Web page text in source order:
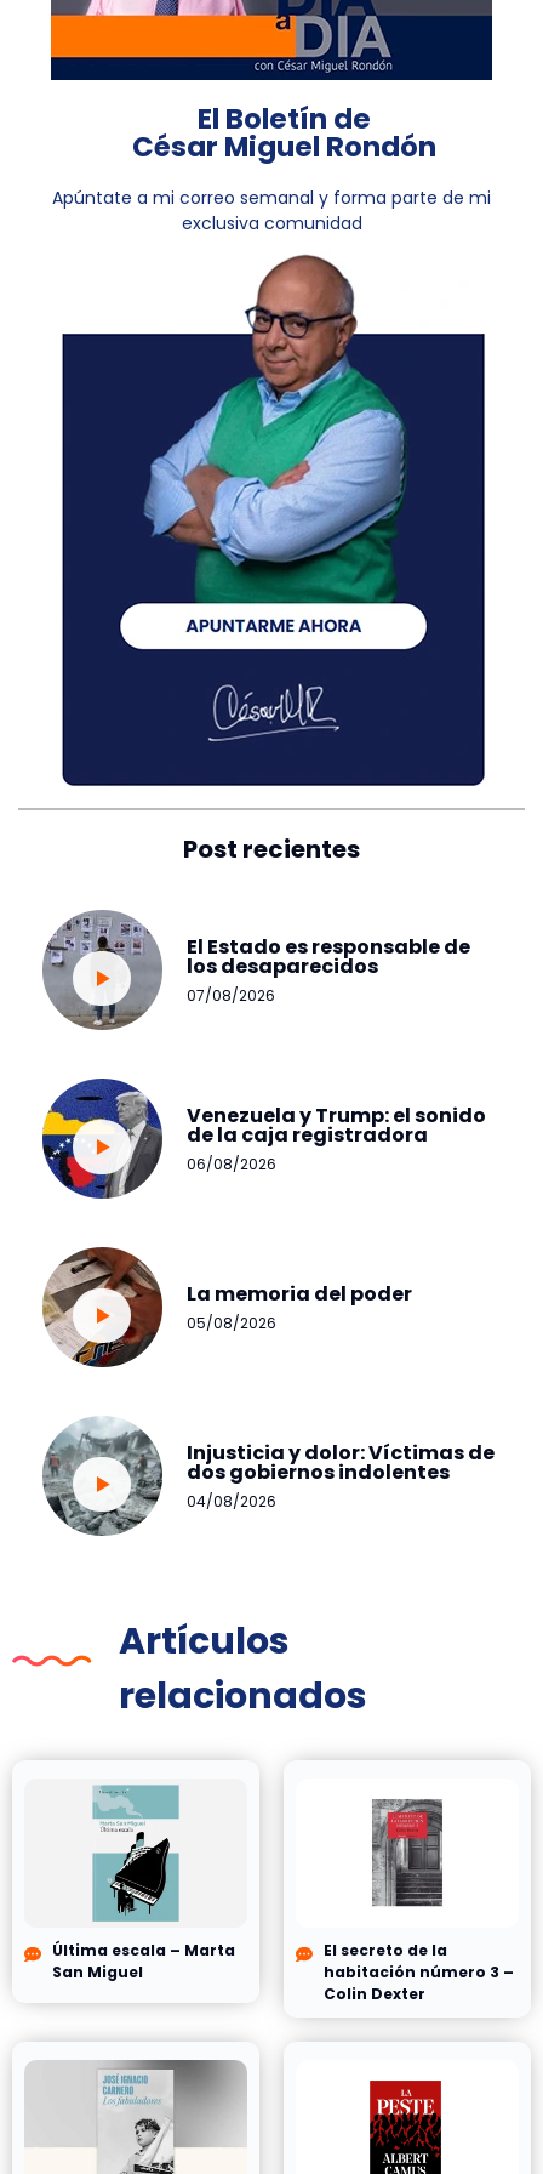
El Boletín de
César Miguel Rondón
Apúntate a mi correo semanal y forma parte de mi
exclusiva comunidad
Post recientes
El Estado es responsable de
los desaparecidos
07/08/2026
Venezuela y Trump: el sonido
de la caja registradora
06/08/2026
La memoria del poder
05/08/2026
Injusticia y dolor: Víctimas de
dos gobiernos indolentes
04/08/2026
Artículos
relacionados
Última escala – Marta
San Miguel
El secreto de la
habitación número 3 –
Colin Dexter